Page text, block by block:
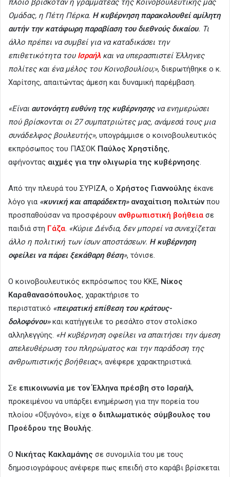
πλοίο βρισκόταν η γραμματέας της Κοινοβουλευτικής μας
Ομάδας, η Πέτη Πέρκα. Η κυβέρνηση παρακολουθεί αμίλητη
αυτήν την κατάφωρη παραβίαση του διεθνούς δικαίου. Τι
άλλο πρέπει να συμβεί για να καταδικάσει την
επιθετικότητα του Ισραήλκαι να υπερασπιστεί Έλληνες
πολίτες και ένα μέλος του Κοινοβουλίου;», διερωτήθηκε ο κ.
Χαρίτσης, απαιτώντας άμεση και δυναμική παρέμβαση.
«Είναι αυτονόητη ευθύνη της κυβέρνησηςνα ενημερώσει
πού βρίσκονται οι 27 συμπατριώτες μας, ανάμεσά τους μια
συνάδελφος βουλευτής», υπογράμμισε ο κοινοβουλευτικός
εκπρόσωπος του ΠΑΣΟΚ Παύλος Χρηστίδης,
αφήνοντας αιχμές για την ολιγωρία της κυβέρνησης.
Από την πλευρά του ΣΥΡΙΖΑ, ο Χρήστος Γιαννούλης έκανε
λόγο για «κυνική και απαράδεκτη»αναχαίτιση πολιτών που
προσπαθούσαν να προσφέρουν ανθρωπιστική βοήθεια σε
παιδιά στη Γάζα. «Κύριε Δένδια, δεν μπορεί να συνεχίζεται
άλλο η πολιτική των ίσων αποστάσεων. Η κυβέρνηση
οφείλει να πάρει ξεκάθαρη θέση», τόνισε.
Ο κοινοβουλευτικός εκπρόσωπος του ΚΚΕ, Νίκος
Καραθανασόπουλος, χαρακτήρισε το
περιστατικό «πειρατική επίθεση του κράτους-
δολοφόνου»και κατήγγειλε το ρεσάλτο στον στολίσκο
αλληλεγγύης. «Η κυβέρνηση οφείλει να απαιτήσει την άμεση
απελευθέρωση του πληρώματος και την παράδοση της
ανθρωπιστικής βοήθειας», ανέφερε χαρακτηριστικά.
Σε επικοινωνία με τον Έλληνα πρέσβη στο Ισραήλ,
προκειμένου να υπάρξει ενημέρωση για την πορεία του
πλοίου «Οξυγόνο», είχε ο διπλωματικός σύμβουλος του
Προέδρου της Βουλής.
Ο Νικήτας Κακλαμάνης σε συνομιλία του με τους
δημοσιογράφους ανέφερε πως επειδή στο καράβι βρίσκεται